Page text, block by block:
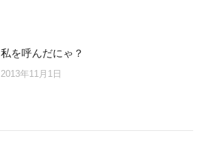
私を呼んだにゃ？
2013年11月1日